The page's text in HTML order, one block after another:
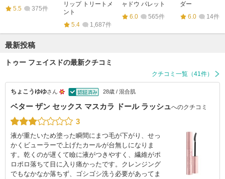
5.5
375件
リップ トリートメ
ント
5.4
1,687件
ャドウ パレット
6.0
565件
ダー
6.0
14件
最新投稿
トゥー フェイスドの最新クチコミ
クチコミ一覧（41件）
ちょこうゆゆさん 28歳 / 混合肌
ベター ザン セックス マスカラ ドール ラッシュへのクチコミ
3
液が重たいため塗った瞬間にまつ毛が下がり、せっ
かくビューラーで上げたカールが台無しになりま
す。乾くのが遅くて瞼に液がつきやすく、繊維がポ
ロポロ落ちて目に入り痛かったです。クレンジング
でもなかなか落ちず、ゴシゴシ洗う必要があってま